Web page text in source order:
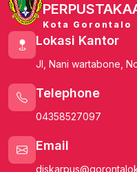
Kota Gorontalo
Lokasi Kantor
Jl, Nani wartabone,
Telephone
04358527097
Email